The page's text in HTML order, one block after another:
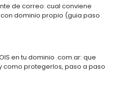
de correo: cual conviene
dominio propio (guia paso
en tu dominio .com.ar: que
como protegerlos, paso a paso